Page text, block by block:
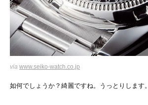
via www.seiko-watch.co.jp
如何でしょうか？綺麗ですね。うっとりします。